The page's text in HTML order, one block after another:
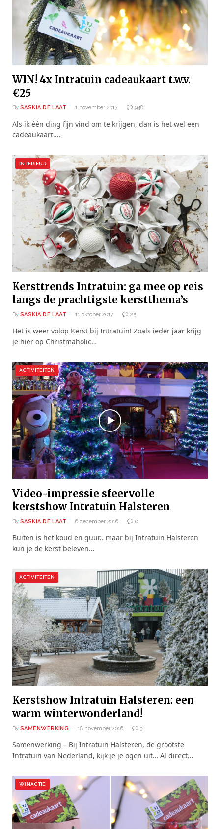
WIN! 4x Intratuin cadeaukaart t.w.v.
€25
By SASKIA DE LAAT 1 november 2017 948
Als ik één ding fijn vind om te krijgen, dan is het wel een
cadeaukaart.…
INTERIEUR
Kersttrends Intratuin: ga mee op reis
langs de prachtigste kerstthema’s
By SASKIA DE LAAT 11 oktober 2017 25
Het is weer volop Kerst bij Intratuin! Zoals ieder jaar krijg
je hier op Christmaholic…
ACTIVITEITEN
Video-impressie sfeervolle
kerstshow Intratuin Halsteren
By SASKIA DE LAAT 6 december 2016 0
Buiten is het koud en guur.. maar bij Intratuin Halsteren
kun je de kerst beleven…
ACTIVITEITEN
Kerstshow Intratuin Halsteren: een
warm winterwonderland!
By SAMENWERKING 18 november 2016 3
Samenwerking – Bij Intratuin Halsteren, de grootste
Intratuin van Nederland, kijk je je ogen uit… Al direct…
WINACTIE